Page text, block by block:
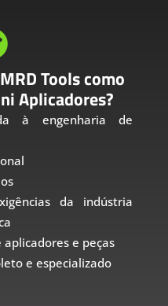
Tools como
Aplicadores?
à engenharia de
da indústria
e peças
e especializado